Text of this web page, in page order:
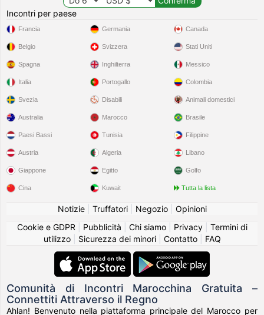
Incontri per paese
Francia
Belgio
Spagna
Italia
Svezia
Germania
Svizzera
Inghilterra
Portogallo
Disabili
Canada
Stati Uniti
Messico
Colombia
Animali domestici
Australia
Paesi Bassi
Austria
Giappone
Cina
Marocco
Tunisia
Algeria
Egitto
Kuwait
Brasile
Filippine
Libano
Golfo
Tutta la lista
Notizie| Truffatori| Negozio| Opinioni
Cookie e GDPR
Pubblicità Chi siamo| Privacy| Termini di
utilizzo| Sicurezza dei minori| Contatto| FAQ
Comunità di Incontri Marocchina Gratuita –
Connettiti Attraverso il Regno
Ahlan! Benvenuto nella piattaforma principale del Marocco per